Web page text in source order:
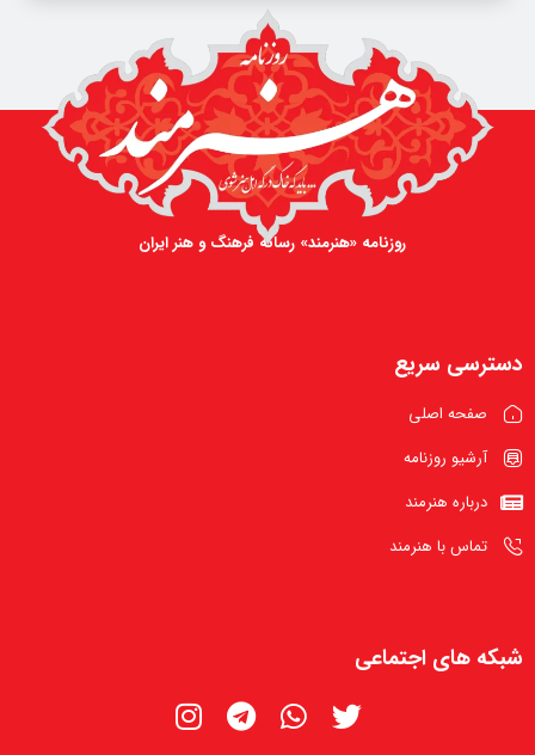
روزنامه «هنرمند» رسانه فرهنگ و هنر ایران
دسترسی سریع
صفحه اصلی
آرشیو روزنامه
درباره هنرمند
تماس با هنرمند
شبکه های اجتماعی